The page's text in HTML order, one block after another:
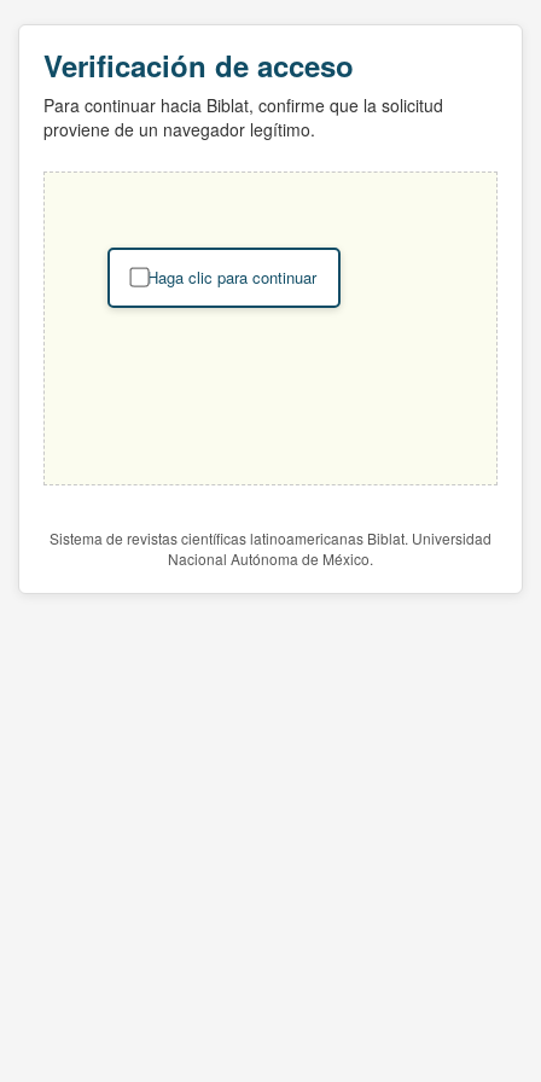
Verificación de acceso
Para continuar hacia Biblat, confirme que la solicitud
proviene de un navegador legítimo.
Haga clic para continuar
Sistema de revistas científicas latinoamericanas Biblat. Universidad
Nacional Autónoma de México.